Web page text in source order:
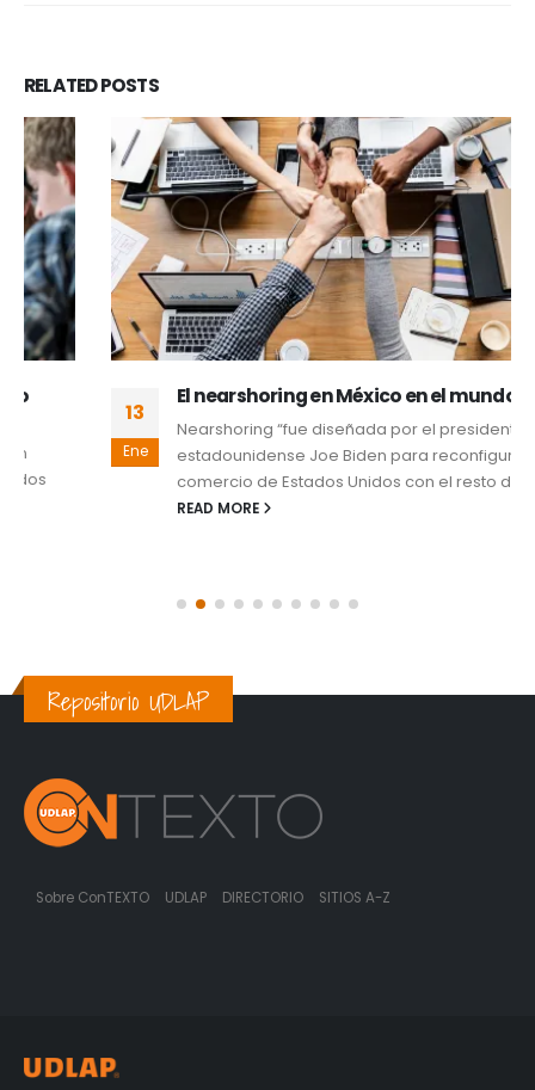
RELATEDPOSTS
El nearshoring en México en el mundo laboral
Nearshoring “fue diseñada por el presidente
estadounidense Joe Biden para reconfigurar el
comercio de Estados Unidos con el resto del...
Repositorio UDLAP
Sobre ConTEXTO UDLAP DIRECTORIO SITIOS A-Z